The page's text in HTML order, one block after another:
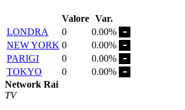
Valore Var.
LONDRA
0
0.00%
NEW YORK 0
0.00%
PARIGI
0
0.00%
TOKYO
0
0.00%
Network Rai
TV